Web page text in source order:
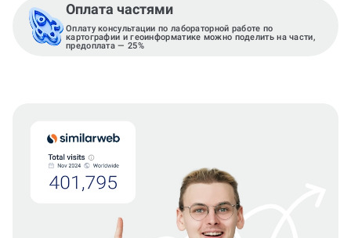
Оплата частями
Оплату консультации по лабораторной работе по
картографии и геоинформатике можно поделить на части,
предоплата — 25%